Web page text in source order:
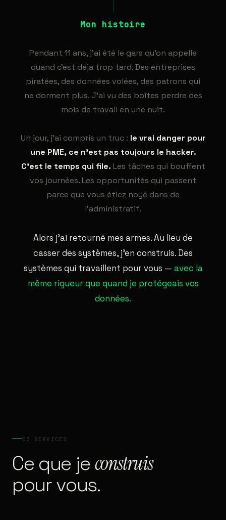
Mon histoire
Pendant 11 ans, j'ai été le gars qu'on appelle
quand c'est deja trop tard. Des entreprises
piratées, des données volées, des patrons qui
ne dorment plus. J'ai vu des boîtes perdre des
mois de travail en une nuit.
Un jour, j'ai compris un truc : le vrai danger pour
une PME, ce n'est pas toujours le hacker.
C'est le temps qui file. Les tâches qui bouffent
vos journées. Les opportunités qui passent
parce que vous étiez noyé dans de
l'administratif.
Alors j'ai retourné mes armes. Au lieu de
casser des systèmes, j'en construis. Des
systèmes qui travaillent pour vous — avec la
même rigueur que quand je protégeais vos
données.
03 SERVICES
Ce que je construis
pour vous.